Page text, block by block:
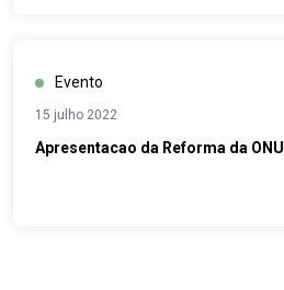
Evento
15 julho 2022
Apresentacao da Reforma da ONU